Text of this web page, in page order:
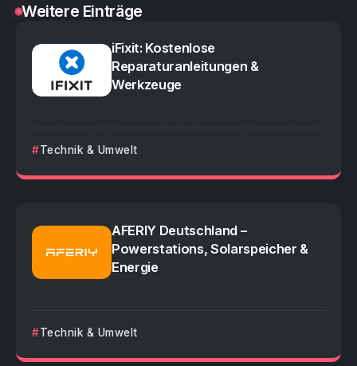
Weitere Einträge
iFixit: Kostenlose
Reparaturanleitungen &
Werkzeuge
Technik & Umwelt
AFERIY Deutschland –
Powerstations, Solarspeicher &
Energie
Technik & Umwelt